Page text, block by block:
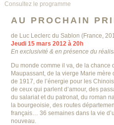
AU PROCHAIN
de Luc Leclerc du Sablon (France,
Jeudi 15 mars 2012 à 20h
En exclusivité & en présence du
Du monde comme il va, de la chance
Maupassant, de la vierge Marie
de 1917, de l’énergie pour les
de ceux qui parlent d’amour, des
du salariat et du patronat, du roman
la bourgeoisie, des routes
français… 36 semaines dans la vie
nouveau.
Consultez le programme